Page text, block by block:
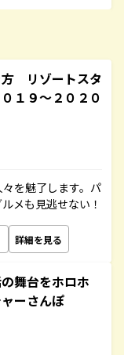
リゾートスタ
９～２０２０
を魅了します。パ
メも見逃せない！
詳細を見る
舞台をホロホ
ーさんぽ